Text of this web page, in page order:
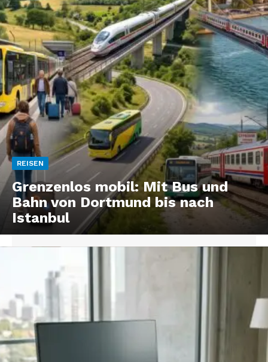
REISEN
Grenzenlos mobil: Mit Bus und
Bahn von Dortmund bis nach
Istanbul